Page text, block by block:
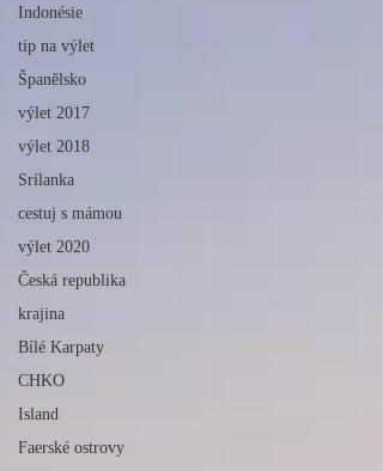
Indonésie
tip na výlet
Španělsko
výlet 2017
výlet 2018
Srílanka
cestuj s mámou
výlet 2020
Česká republika
krajina
Bílé Karpaty
CHKO
Island
Faerské ostrovy